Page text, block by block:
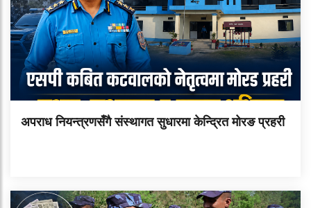
अपराध नियन्त्रणसँगै संस्थागत सुधारमा केन्द्रित मोरङ प्रहरी